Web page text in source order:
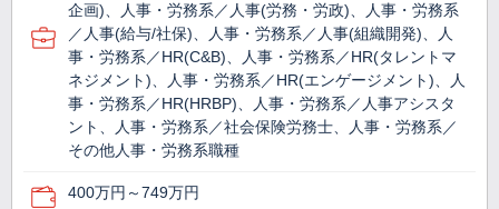
企画)、人事・労務系／人事(労務・労政)、人事・労務系
／人事(給与/社保)、人事・労務系／人事(組織開発)、人
事・労務系／HR(C&B)、人事・労務系／HR(タレントマ
ネジメント)、人事・労務系／HR(エンゲージメント)、人
事・労務系／HR(HRBP)、人事・労務系／人事アシスタ
ント、人事・労務系／社会保険労務士、人事・労務系／
その他人事・労務系職種
400万円～749万円